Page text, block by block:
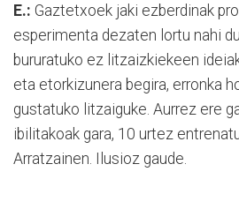
E.: Gaztetxoek jaki ezberdinak
esperimenta dezaten lortu nahi
bururatuko ez litzaizkiekeen
eta etorkizunera begira, erronka
gustatuko litzaiguke. Aurrez ere
ibilitakoak gara, 10 urtez
Arratzainen. Ilusioz gaude.